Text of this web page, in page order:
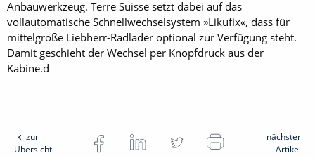
Anbauwerkzeug. Terre ­Suisse setzt dabei auf das
vollautomatische Schnellwechselsystem »Likufix«, dass für
mittelgroße Liebherr-Radlader optional zur Verfügung steht.
Damit geschieht der Wechsel per Knopfdruck aus der
Kabine.d
zur
Übersicht
nächster
Artikel